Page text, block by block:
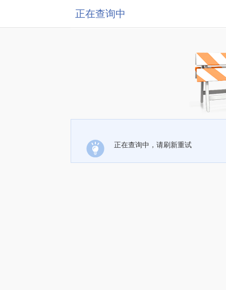
正在查询中
正在查询中，请刷新重试